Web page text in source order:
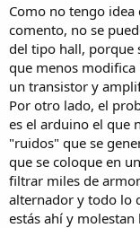
Como no tengo
comento, no se
del tipo hall, porque
que menos
un transistor y
Por otro lado, el
es el arduino el que
"ruidos" que se
que se coloque en
filtrar miles de
alternador y todo lo
estás ahí y molestan